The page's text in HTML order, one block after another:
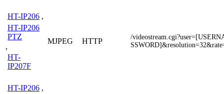
HT-IP206 ,
HT-IP206
PTZ
,
HT-
IP207F
MJPEG HTTP
/
HT-IP206 ,